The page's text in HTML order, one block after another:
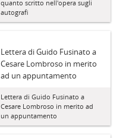
quanto scritto nell'opera sugli
autografi
Lettera di Guido Fusinato a
Cesare Lombroso in merito
ad un appuntamento
Lettera di Guido Fusinato a
Cesare Lombroso in merito ad
un appuntamento